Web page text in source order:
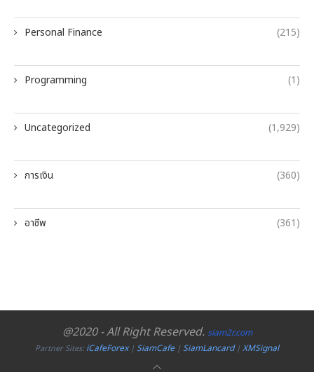
Personal Finance (215)
Programming (1)
Uncategorized (1,929)
การเงิน (360)
อาชีพ (361)
@2020 - All Right Reserved. siam2r.com
Partner Sites:iCafeForex|SiamCafe|SiamLancard|XMSignal